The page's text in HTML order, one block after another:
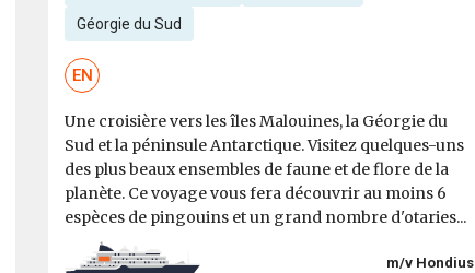
Géorgie du Sud
EN
Une croisière vers les îles Malouines, la Géorgie du
Sud et la péninsule Antarctique. Visitez quelques-uns
des plus beaux ensembles de faune et de flore de la
planète. Ce voyage vous fera découvrir au moins 6
espèces de pingouins et un grand nombre d'otaries...
m/v Hondius